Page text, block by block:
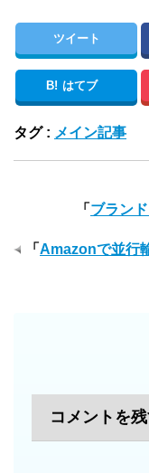
ツイート
B! はてブ
タグ : メイン記事
「 ブラン
「 Amazonで並行
コメントを